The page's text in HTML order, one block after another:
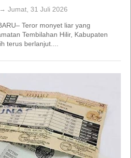
Jumat, 31 Juli 2026
Teror monyet liar yang
Tembilahan Hilir, Kabupaten
terus berlanjut....